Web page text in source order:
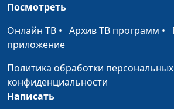
вовремя и
правильно
психолог,
Лупашина,
Синицына,
Посмотреть
Онлайн ТВ • Архив ТВ программ •
приложение
Политика обработки
конфиденциальности
Написать